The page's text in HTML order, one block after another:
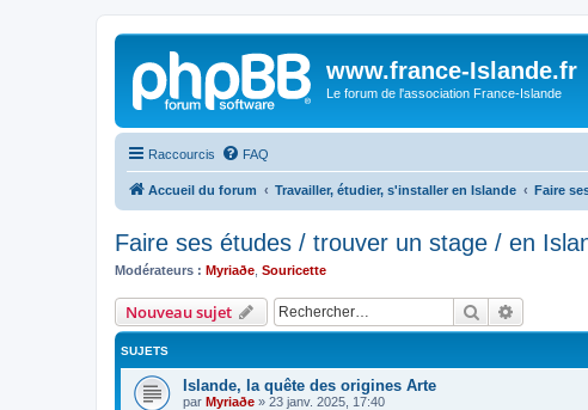
www.france-Islande.fr
Le forum de l'association France-Islande
Raccourcis FAQ
Accueil du forum Travailler, étudier, s'installer en Islande Faire
Faire ses études / trouver un stage / en
Modérateurs : Myriaðe Souricette
Nouveau sujet Rechercher
SUJETS
Islande, la quête des origines Arte
par Myriaðe » 23 janv. 2025, 17:40